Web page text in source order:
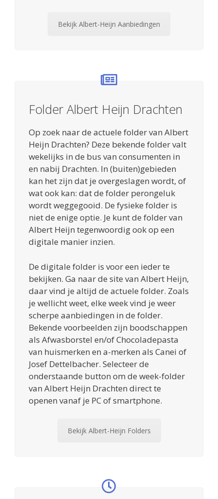
Bekijk Albert-Heijn Aanbiedingen
Folder Albert Heijn Drachten
Op zoek naar de actuele folder van Albert
Heijn Drachten? Deze bekende folder valt
wekelijks in de bus van consumenten in
en nabij Drachten. In (buiten)gebieden
kan het zijn dat je overgeslagen wordt, of
wat ook kan: dat de folder perongeluk
wordt weggegooid. De fysieke folder is
niet de enige optie. Je kunt de folder van
Albert Heijn tegenwoordig ook op een
digitale manier inzien.
De digitale folder is voor een ieder te
bekijken. Ga naar de site van Albert Heijn,
daar vind je altijd de actuele folder. Zoals
je wellicht weet, elke week vind je weer
scherpe aanbiedingen in de folder.
Bekende voorbeelden zijn boodschappen
als Afwasborstel en/of Chocoladepasta
van huismerken en a-merken als Canei of
Josef Dettelbacher. Selecteer de
onderstaande button om de week-folder
van Albert Heijn Drachten direct te
openen vanaf je PC of smartphone.
Bekijk Albert-Heijn Folders